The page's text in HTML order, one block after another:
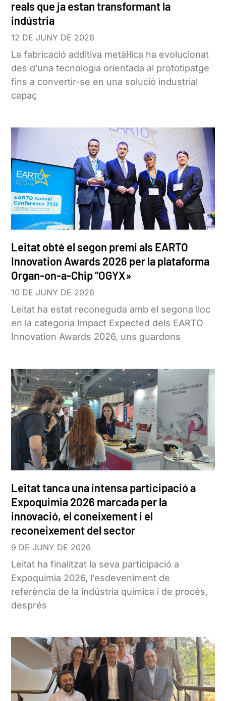
reals que ja estan transformant la
indústria
12 DE JUNY DE 2026
La fabricació additiva metàl·lica ha evolucionat
des d’una tecnologia orientada al prototipatge
fins a convertir-se en una solució industrial
capaç
Leitat obté el segon premi als EARTO
Innovation Awards 2026 per la plataforma
Organ-on-a-Chip “OGYX»
10 DE JUNY DE 2026
Leitat ha estat reconeguda amb el segona lloc
en la categoria Impact Expected dels EARTO
Innovation Awards 2026, uns guardons
Leitat tanca una intensa participació a
Expoquimia 2026 marcada per la
innovació, el coneixement i el
reconeixement del sector
9 DE JUNY DE 2026
Leitat ha finalitzat la seva participació a
Expoquimia 2026, l’esdeveniment de
referència de la indústria química i de procés,
després